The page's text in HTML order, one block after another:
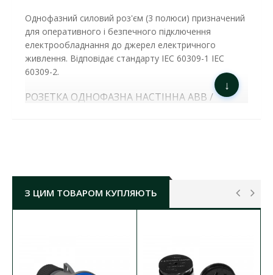
Однофазний силовий роз'єм (3 полюси) призначений
для оперативного і безпечного підключення
електрообладнання до джерел електричного
живлення. Відповідає стандарту IEC 60309-1 IEC
60309-2.
РОЗЕТКА ОДНОФАЗНА НАСТІННА ABB /
ступінь захисту:IP44
корпус: пластик
січення з'єднувальних кабелів:1.5-4мм
↓
З ЦИМ ТОВАРОМ КУПЛЯЮТЬ